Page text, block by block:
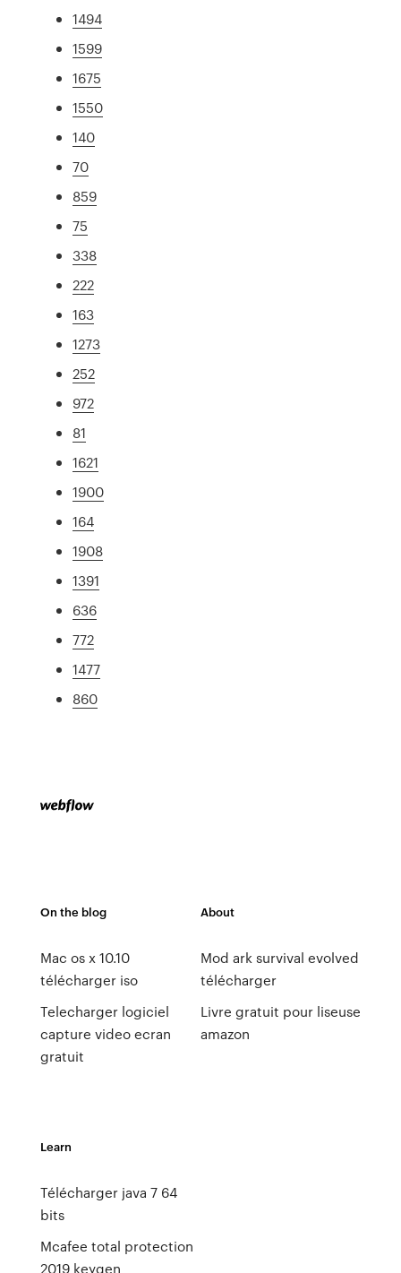
1494
1599
1675
1550
140
70
859
75
338
222
163
1273
252
972
81
1621
1900
164
1908
1391
636
772
1477
860
On the blog
Mac os x 10.10
télécharger iso
Telecharger logiciel
capture video ecran
gratuit
About
Mod ark survival evolved
télécharger
Livre gratuit pour liseuse
amazon
Learn
Télécharger java 7 64
bits
Mcafee total protection
2019 keygen